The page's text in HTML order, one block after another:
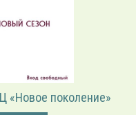
«Новое поколение»